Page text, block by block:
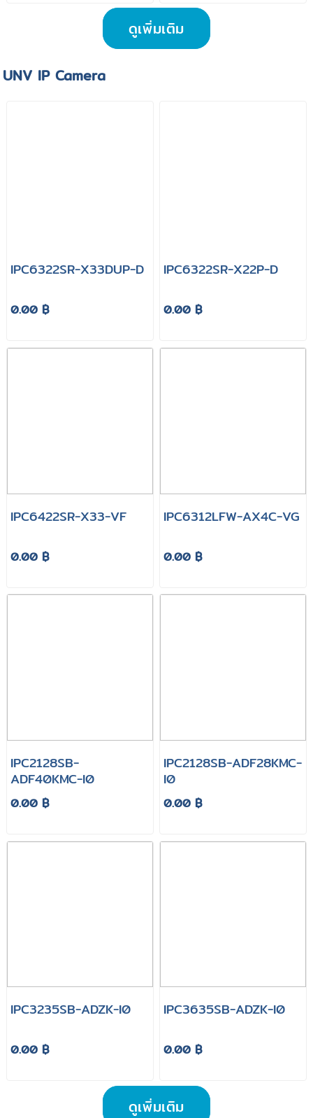
ดูเพิ่มเติม
UNV IP Camera
IPC6322SR-X33DUP-D
0.00 ฿
IPC6322SR-X22P-D
0.00 ฿
IPC6422SR-X33-VF
0.00 ฿
IPC6312LFW-AX4C-VG
0.00 ฿
IPC2128SB-
ADF40KMC-I0
0.00 ฿
IPC2128SB-ADF28KMC-
I0
0.00 ฿
IPC3235SB-ADZK-I0
0.00 ฿
IPC3635SB-ADZK-I0
0.00 ฿
ดูเพิ่มเติม